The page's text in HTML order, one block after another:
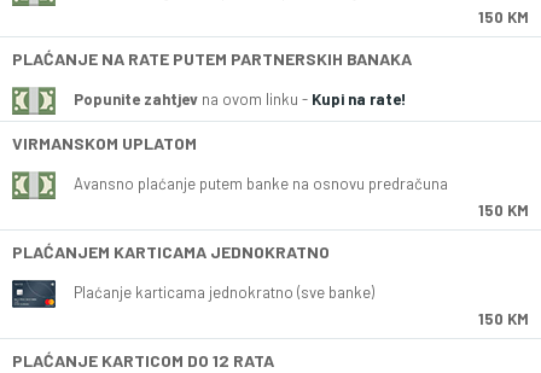
150 KM
PLAĆANJE NA RATE PUTEM PARTNERSKIH BANAKA
Popunite zahtjev na ovom linku - Kupi na rate!
VIRMANSKOM UPLATOM
Avansno plaćanje putem banke na osnovu predračuna
150 KM
PLAĆANJEM KARTICAMA JEDNOKRATNO
Plaćanje karticama jednokratno (sve banke)
150 KM
PLAĆANJE KARTICOM DO 12 RATA